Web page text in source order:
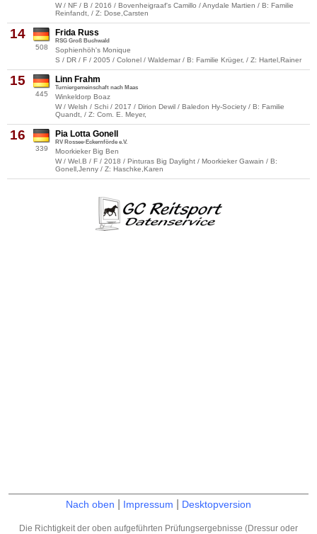
W / NF / B / 2016 / Bovenheigraaf's Camillo / Anydale Martien / B: Familie
Reinfandt, / Z: Dose,Carsten
14
508
Frida Russ
RSG Groß Buchwald
Sophienhöh's Monique
S / DR / F / 2005 / Colonel / Waldemar / B: Familie Krüger, / Z: Hartel,Rainer
15
445
Linn Frahm
Turniergemeinschaft nach Maas
Winkeldorp Boaz
W / Welsh / Schi / 2017 / Dirion Dewil / Baledon Hy-Society / B: Familie
Quandt, / Z: Com. E. Meyer,
16
339
Pia Lotta Gonell
RV Rossee-Eckernförde e.V.
Moorkieker Big Ben
W / Wel.B / F / 2018 / Pinturas Big Daylight / Moorkieker Gawain / B:
Gonell,Jenny / Z: Haschke,Karen
Nach oben Impressum Desktopversion
Die Richtigkeit der oben aufgeführten Prüfungsergebnisse (Dressur oder